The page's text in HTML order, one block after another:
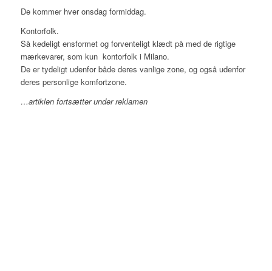
De kommer hver onsdag formiddag.
Kontorfolk.
Så kedeligt ensformet og forventeligt klædt på med de rigtige
mærkevarer, som kun kontorfolk i Milano.
De er tydeligt udenfor både deres vanlige zone, og også udenfor
deres personlige komfortzone.
…artiklen fortsætter under reklamen